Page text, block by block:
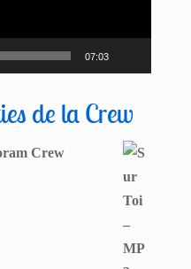
07:03
de la Crew
Crew